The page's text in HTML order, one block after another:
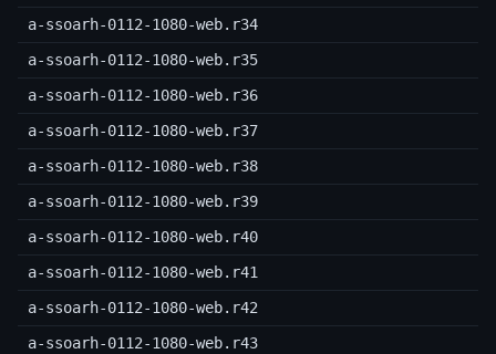
a-ssoarh-0112-1080-web.r34
a-ssoarh-0112-1080-web.r35
a-ssoarh-0112-1080-web.r36
a-ssoarh-0112-1080-web.r37
a-ssoarh-0112-1080-web.r38
a-ssoarh-0112-1080-web.r39
a-ssoarh-0112-1080-web.r40
a-ssoarh-0112-1080-web.r41
a-ssoarh-0112-1080-web.r42
a-ssoarh-0112-1080-web.r43